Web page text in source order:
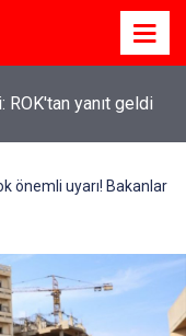
yanıt geldi
mi?
önemli uyarı! Bakanlar